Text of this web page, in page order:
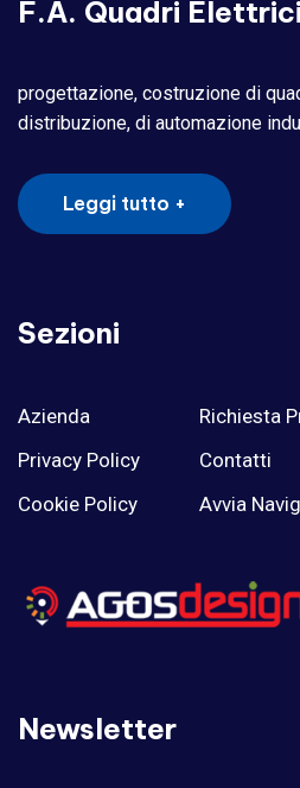
F.A. Quadri
progettazione, costruzione di
distribuzione, di automazione
Leggi tutto +
Sezioni
Azienda
Privacy Policy
Cookie Policy
Richiesta
Contatti
Avvia
Newsletter